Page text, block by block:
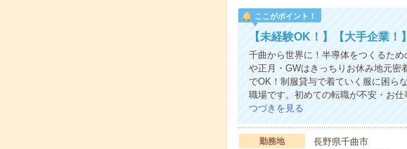
ここがポイント！
【未経験OK！】【大手企業
千曲から世界に！半導体をつくるた
や正月・GWはきっちりお休み地元密
でOK！制服貸与で着ていく服に困ら
職場です。初めての転職が不安・お
つづきを見る
勤務地
長野県千曲市